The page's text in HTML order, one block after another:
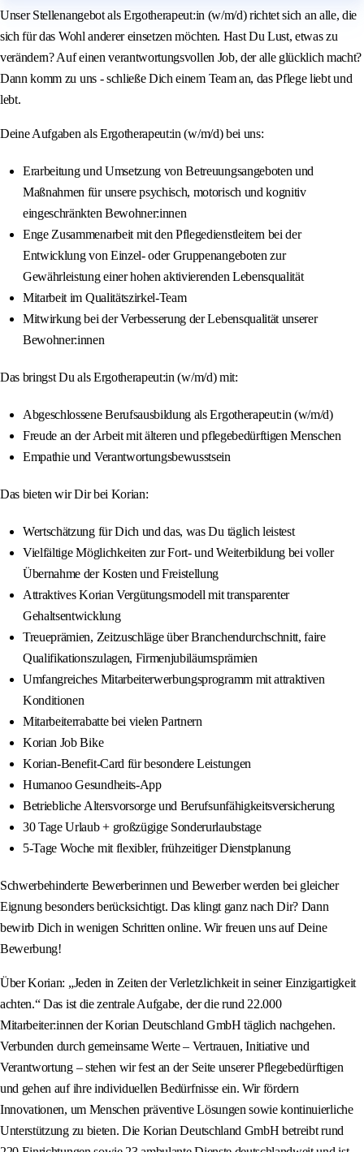
Unser Stellenangebot als Ergotherapeut:in (w/m/d) richtet sich an alle, die
sich für das Wohl anderer einsetzen möchten. Hast Du Lust, etwas zu
verändern? Auf einen verantwortungsvollen Job, der alle glücklich macht?
Dann komm zu uns - schließe Dich einem Team an, das Pflege liebt und
lebt.
Deine Aufgaben als Ergotherapeut:in (w/m/d) bei uns:
Erarbeitung und Umsetzung von Betreuungsangeboten und
Maßnahmen für unsere psychisch, motorisch und kognitiv
eingeschränkten Bewohner:innen
Enge Zusammenarbeit mit den Pflegedienstleitern bei der
Entwicklung von Einzel- oder Gruppenangeboten zur
Gewährleistung einer hohen aktivierenden Lebensqualität
Mitarbeit im Qualitätszirkel-Team
Mitwirkung bei der Verbesserung der Lebensqualität unserer
Bewohner:innen
Das bringst Du als Ergotherapeut:in (w/m/d) mit:
Abgeschlossene Berufsausbildung als Ergotherapeut:in (w/m/d)
Freude an der Arbeit mit älteren und pflegebedürftigen Menschen
Empathie und Verantwortungsbewusstsein
Das bieten wir Dir bei Korian:
Wertschätzung für Dich und das, was Du täglich leistest
Vielfältige Möglichkeiten zur Fort- und Weiterbildung bei voller
Übernahme der Kosten und Freistellung
Attraktives Korian Vergütungsmodell mit transparenter
Gehaltsentwicklung
Treueprämien, Zeitzuschläge über Branchendurchschnitt, faire
Qualifikationszulagen, Firmenjubiläumsprämien
Umfangreiches Mitarbeiterwerbungsprogramm mit attraktiven
Konditionen
Mitarbeiterrabatte bei vielen Partnern
Korian Job Bike
Korian-Benefit-Card für besondere Leistungen
Humanoo Gesundheits-App
Betriebliche Altersvorsorge und Berufsunfähigkeitsversicherung
30 Tage Urlaub + großzügige Sonderurlaubstage
5-Tage Woche mit flexibler, frühzeitiger Dienstplanung
Schwerbehinderte Bewerberinnen und Bewerber werden bei gleicher
Eignung besonders berücksichtigt. Das klingt ganz nach Dir? Dann
bewirb Dich in wenigen Schritten online. Wir freuen uns auf Deine
Bewerbung!
Über Korian: „Jeden in Zeiten der Verletzlichkeit in seiner Einzigartigkeit
achten.“ Das ist die zentrale Aufgabe, der die rund 22.000
Mitarbeiter:innen der Korian Deutschland GmbH täglich nachgehen.
Verbunden durch gemeinsame Werte – Vertrauen, Initiative und
Verantwortung – stehen wir fest an der Seite unserer Pflegebedürftigen
und gehen auf ihre individuellen Bedürfnisse ein. Wir fördern
Innovationen, um Menschen präventive Lösungen sowie kontinuierliche
Unterstützung zu bieten. Die Korian Deutschland GmbH betreibt rund